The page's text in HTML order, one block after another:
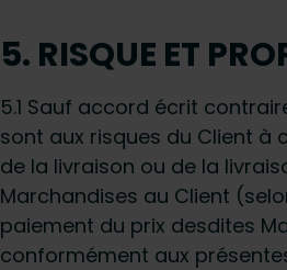
5. RISQUE ET
5.1 Sauf accord écrit
sont aux risques du Client à
de la livraison ou de la
Marchandises au Client
paiement du prix desdites
conformément aux